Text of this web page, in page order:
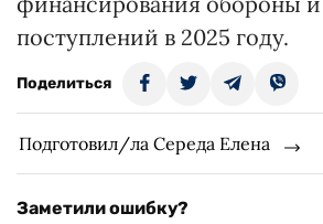
поступлений в 2025 году.
Поделиться
Подготовил/ла Середа Елена
Заметили ошибку?